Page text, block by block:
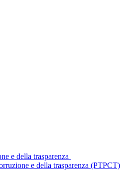
e della trasparenza
e della trasparenza (PTPCT)